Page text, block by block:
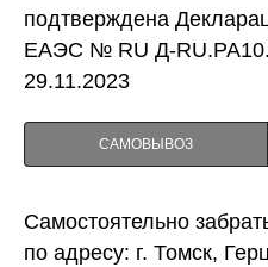
подтверждена
ЕАЭС № RU Д-
29.11.2023
САМОВЫВОЗ
Самостоятельно
по адресу: г. Томск,